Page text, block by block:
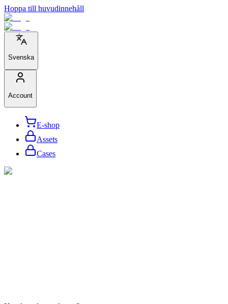
Hoppa till huvudinnehåll
Svenska
Account
E-shop
Assets
Cases